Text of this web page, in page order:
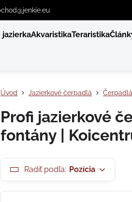
jazierkaAkvaristikaTeraristika
Úvod Jazierkové čerpadlá
Profi jazierkové
fontány |
Radiť podľa: Pozícia